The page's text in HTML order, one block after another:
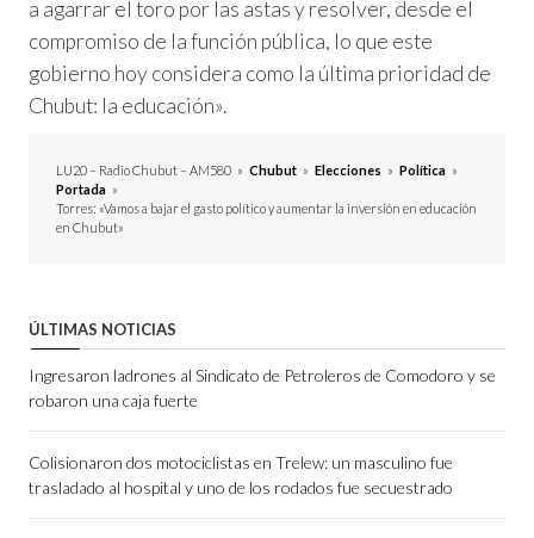
a agarrar el toro por las astas y resolver, desde el
compromiso de la función pública, lo que este
gobierno hoy considera como la última prioridad de
Chubut: la educación».
LU20 – Radio Chubut – AM580 » Chubut » Elecciones » Política »
Portada »
Torres: «Vamos a bajar el gasto político y aumentar la inversión en educación
en Chubut»
ÚLTIMAS NOTICIAS
Ingresaron ladrones al Sindicato de Petroleros de Comodoro y se
robaron una caja fuerte
Colisionaron dos motociclistas en Trelew: un masculino fue
trasladado al hospital y uno de los rodados fue secuestrado